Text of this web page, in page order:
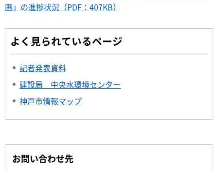
画」の進捗状況（PDF：407KB）
よく見られているページ
記者発表資料
建設局 中央水環境センター
神戸市情報マップ
お問い合わせ先